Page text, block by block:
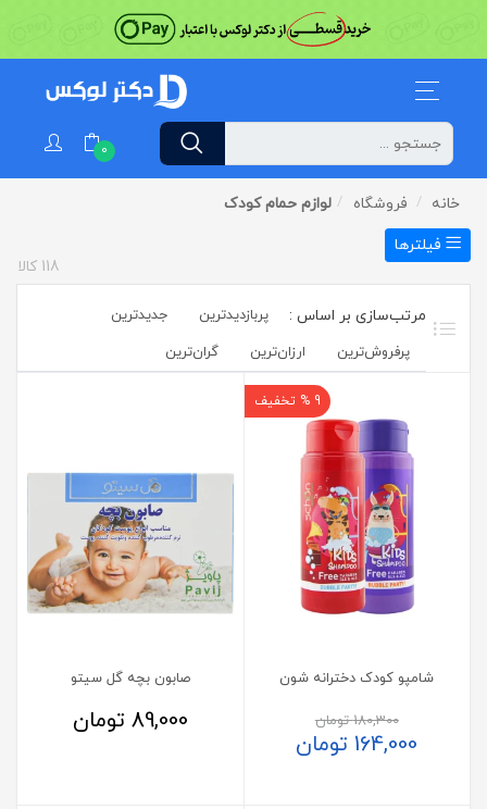
0
خانه فروشگاه
لوازم حمام کودک
فیلترها
118 کالا
پربازدیدترین
جدیدترین
پرفروش‌ترین‌
ارزان‌ترین گران‌ترین
9 % تخفیف
شامپو کودک دخترانه شون
180,300تومان
164,000 تومان
صابون بچه گل سیتو
89,000 تومان